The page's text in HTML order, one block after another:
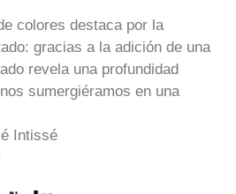
colores destaca por la
gracias a la adición de una
revela una profundidad
sumergiéramos en una
Intissé